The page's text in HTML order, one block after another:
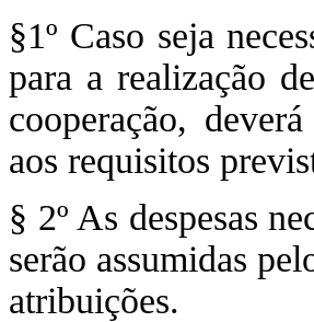
§1º Caso seja
para a realização
cooperação,
aos requisitos
§ 2º As despesas
serão assumidas
atribuições.